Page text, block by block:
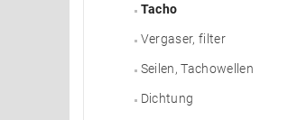
Tacho
Vergaser, filter
Seilen, Tachowellen
Dichtung